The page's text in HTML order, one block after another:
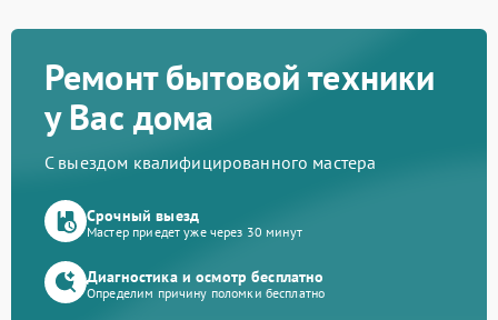
Ремонт бытовой техники
у Вас дома
С выездом квалифицированного мастера
Срочный выезд
Мастер приедет уже через 30 минут
Диагностика и осмотр бесплатно
Определим причину поломки бесплатно